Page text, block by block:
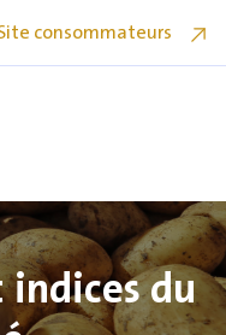
consommateurs
du